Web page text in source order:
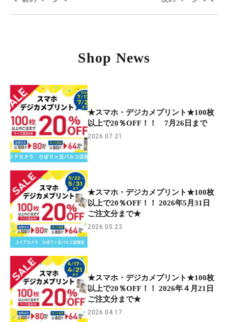
Shop News
★スマホ・デジカメプリント★100枚
以上で20％OFF！！ 7月26日まで
2026.07.21
★スマホ・デジカメプリント★100枚
以上で20％OFF！！ 2026年5月31日
ご注文分まで★
2026.05.23
★スマホ・デジカメプリント★100枚
以上で20％OFF！！ 2026年４月21日
ご注文分まで★
2026.04.17